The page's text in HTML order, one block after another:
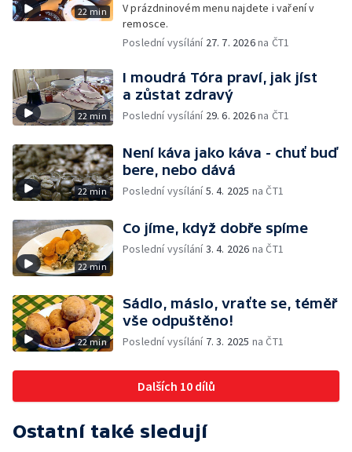
22 min
V prázdninovém menu najdete i vaření v
remosce.
Poslední vysílání 27. 7. 2026na ČT1
22 min
I moudrá Tóra praví, jak jíst
a zůstat zdravý
Poslední vysílání 29. 6. 2026na ČT1
22 min
Není káva jako káva - chuť buď
bere, nebo dává
Poslední vysílání5. 4. 2025 na ČT1
22 min
Co jíme, když dobře spíme
Poslední vysílání3. 4. 2026 na ČT1
22 min
Sádlo, máslo, vraťte se, téměř
vše odpuštěno!
Poslední vysílání 7. 3. 2025 na ČT1
Dalších 10 dílů
Ostatní také sledují